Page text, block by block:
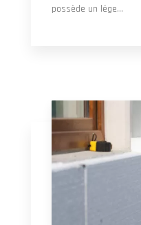
possède un lége...